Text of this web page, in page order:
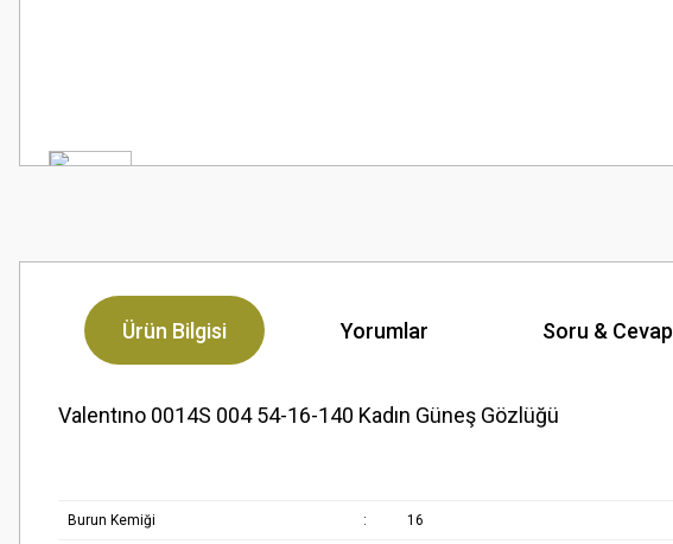
Ürün Bilgisi Yorumlar Soru & Cevap
Valentıno 0014S 004 54-16-140 Kadın Güneş Gözlüğü
Burun Kemiği : 16